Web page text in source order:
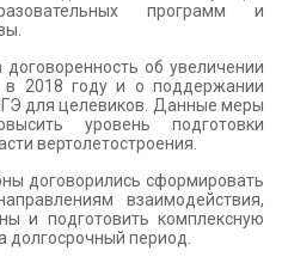
программ и
об увеличении
в 2018 году и о поддержании
для целевиков. Данные меры
уровень подготовки
вертолетостроения.
договорились сформировать
взаимодействия,
и подготовить комплексную
долгосрочный период.